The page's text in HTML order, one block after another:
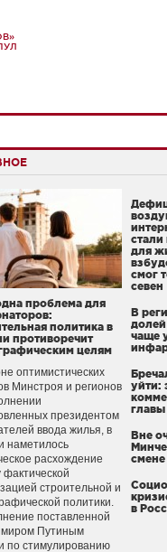
проблема для
политика в
противоречит
целям
оптимистических
Минстроя и регионов
президентом
ввода жилья, в
наметилось
расхождение
строительной и
политики.
поставленной
Путиным
по стимулированию
для
смог
севен
В
чаще
уйти:
Вне
в